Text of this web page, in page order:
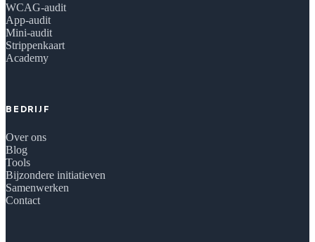
WCAG-audit
App-audit
Mini-audit
Strippenkaart
Academy
BEDRIJF
Over ons
Blog
Tools
Bijzondere initiatieven
Samenwerken
Contact